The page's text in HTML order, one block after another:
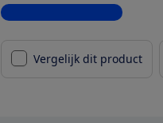
Bekijk alle specificaties
Vergelijk dit product